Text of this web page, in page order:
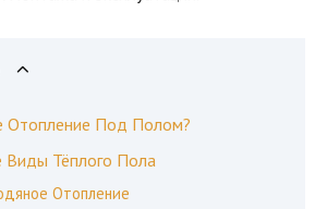
Отопление Под Полом?
Виды Тёплого Пола
Отопление